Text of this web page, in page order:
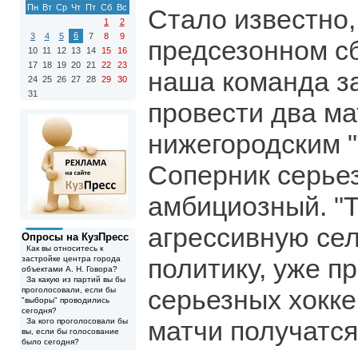
Пн Вт Ср Чт Пт Сб Вс
1
2
3
4 5 6 7 8
9
10 11 12 13 14 15
16
17 18 19 20 21 22
23
24 25 26 27 28 29
30
31
Опросы на КузПресс
Как вы относитесь к
застройке центра города
объектами А. Н. Говора?
За какую из партий вы бы
проголосовали, если бы
"выборы" проводились
сегодня?
За кого проголосовали бы
вы, если бы голосование
было сегодня?
Стало
предсезонном
наша команда
провести два
нижегородским
Соперник
амбициозный.
агрессивную
политику, уже
серьезных
матчи